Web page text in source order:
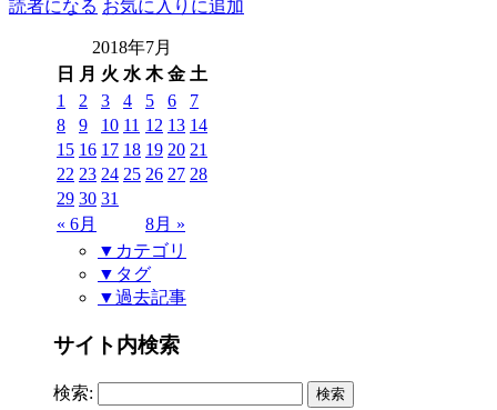
読者になる お気に入りに追加
2018年7月
日
月 火 水 木 金 土
« 6月 8月 »
1 2 3 4 5 6
7
8
9 10 11 12 13 14
15 16 17 18 19 20 21
22 23 24 25 26 27 28
29 30 31
▼カテゴリ
▼タグ
▼過去記事
サイト内検索
検索: